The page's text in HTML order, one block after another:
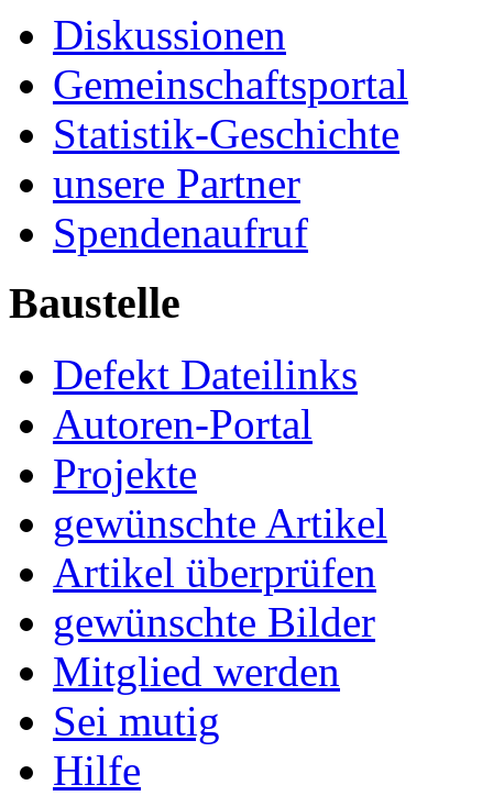
Diskussionen
Gemeinschaftsportal
Statistik-Geschichte
unsere Partner
Spendenaufruf
Baustelle
Defekt Dateilinks
Autoren-Portal
Projekte
gewünschte Artikel
Artikel überprüfen
gewünschte Bilder
Mitglied werden
Sei mutig
Hilfe